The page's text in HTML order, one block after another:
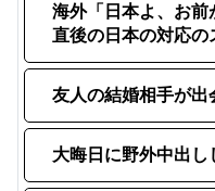
海外「日本よ、お前
直後の日本の対応の
友人の結婚相手が出
大晦日に野外中出